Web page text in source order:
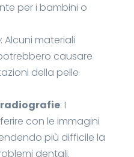
per i bambini o
: Alcuni materiali
causare
della pelle
radiografie: I
con le immagini
più difficile la
dentali.